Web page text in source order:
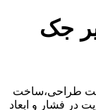
جک
طراحی،ساخت
در فشار و ابعاد